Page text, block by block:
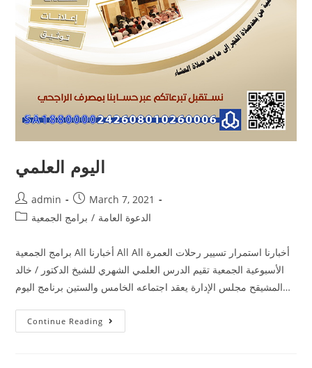
اليوم العلمي
admin
March 7, 2021
الدعوة العامة / برامج الجمعية
برامج الجمعية All أخبارنا All All أخبارنا استمرار تسيير رحلات العمرة
الأسبوعية الجمعية تقيم الدرس العلمي الشهري للشيخ الدكتور / خالد
المشيقح مجلس الإدارة يعقد اجتماعه الخامس والستين برنامج اليوم…
Continue Reading